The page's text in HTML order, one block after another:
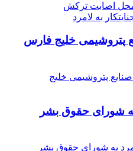
پتروشیمی خلیج فارس
شورای حقوق بشر